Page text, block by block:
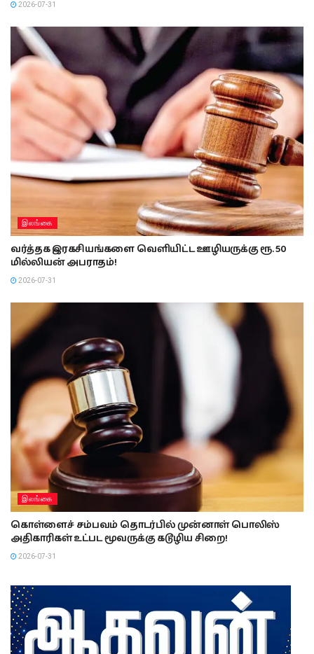
2026-07-31
இலங்கை
வர்த்தக இரகசியங்களை வெளியிட்ட ஊழியருக்கு ரூ. 50
மில்லியன் அபராதம்!
2026-07-31
இலங்கை
கொள்ளைச் சம்பவம் தொடர்பில் முன்னாள் பொலிஸ்
அதிகாரிகள் உட்பட மூவருக்கு கடூழிய சிறை!
2026-07-31